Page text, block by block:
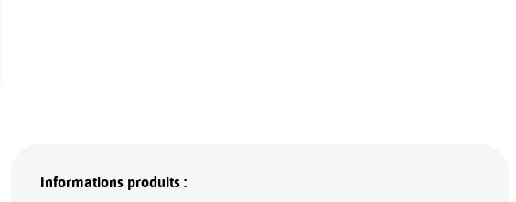
Informations produits :